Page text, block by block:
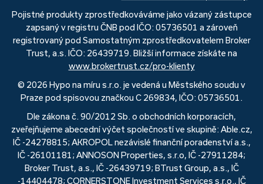
Pojistné produkty zprostředkováváme jako vázaný zástupce
zapsaný v registru ČNB pod IČO: 05736501 a zároveň
registrovaný pod Samostatným zprostředkovatelem Broker
Trust, a.s. IČO: 26439719. Bližší informace získáte na
www.brokertrust.cz/pro-klienty
© 2026 Hypo na míru s.r.o. je vedená u Městského soudu v
Praze pod spisovou značkou C 269834, IČO: 05736501.
Dle zákona č. 90/2012 Sb. o obchodních korporacích,
zveřejňujeme abecední výčet společností ve skupině: Able.cz,
IČ -24278815; AKROPOL nezávislé finanční poradenství a.s.,
IČ -26101181; ANNOSON Properties, s.r.o, IČ -27911284;
Broker Trust, a.s., IČ -26439719; BTrust Group, a.s., IČ
-14404478; CORNERSTONE Investment Services s.r.o., IČ